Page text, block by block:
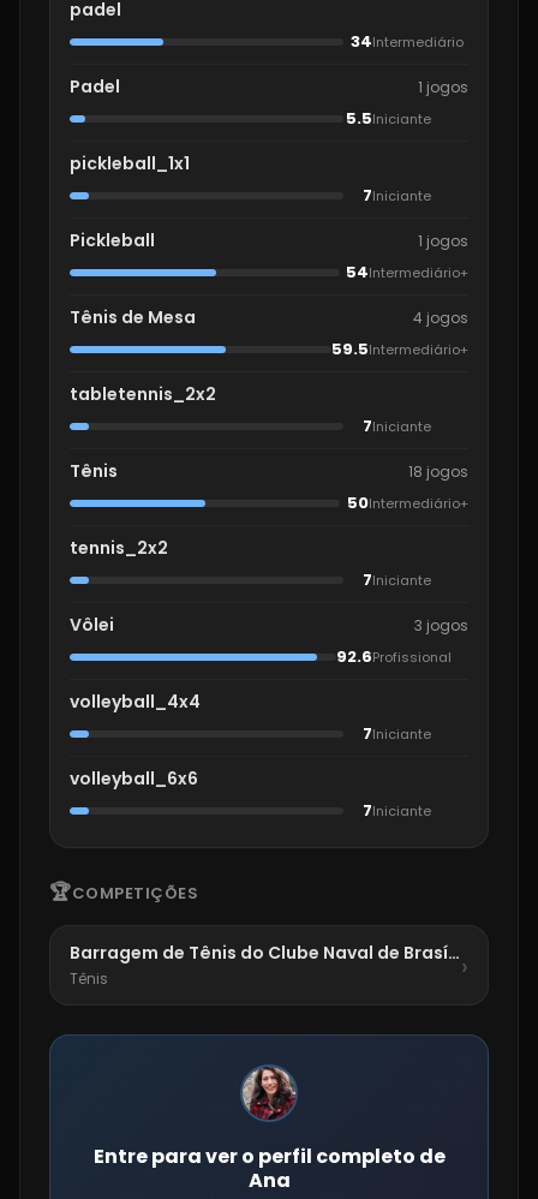
padel
34Intermediário
Padel 1 jogos
5.5Iniciante
pickleball_1x1
7Iniciante
Pickleball 1 jogos
54Intermediário+
Tênis de Mesa 4 jogos
59.5Intermediário+
tabletennis_2x2
7Iniciante
Tênis 18 jogos
50Intermediário+
tennis_2x2
7Iniciante
Vôlei 3 jogos
92.6Profissional
volleyball_4x4
7Iniciante
volleyball_6x6
7Iniciante
🏆COMPETIÇÕES
Barragem de Tênis do Clube Naval de Brasília
Tênis ›
Entre para ver o perfil completo de
Ana